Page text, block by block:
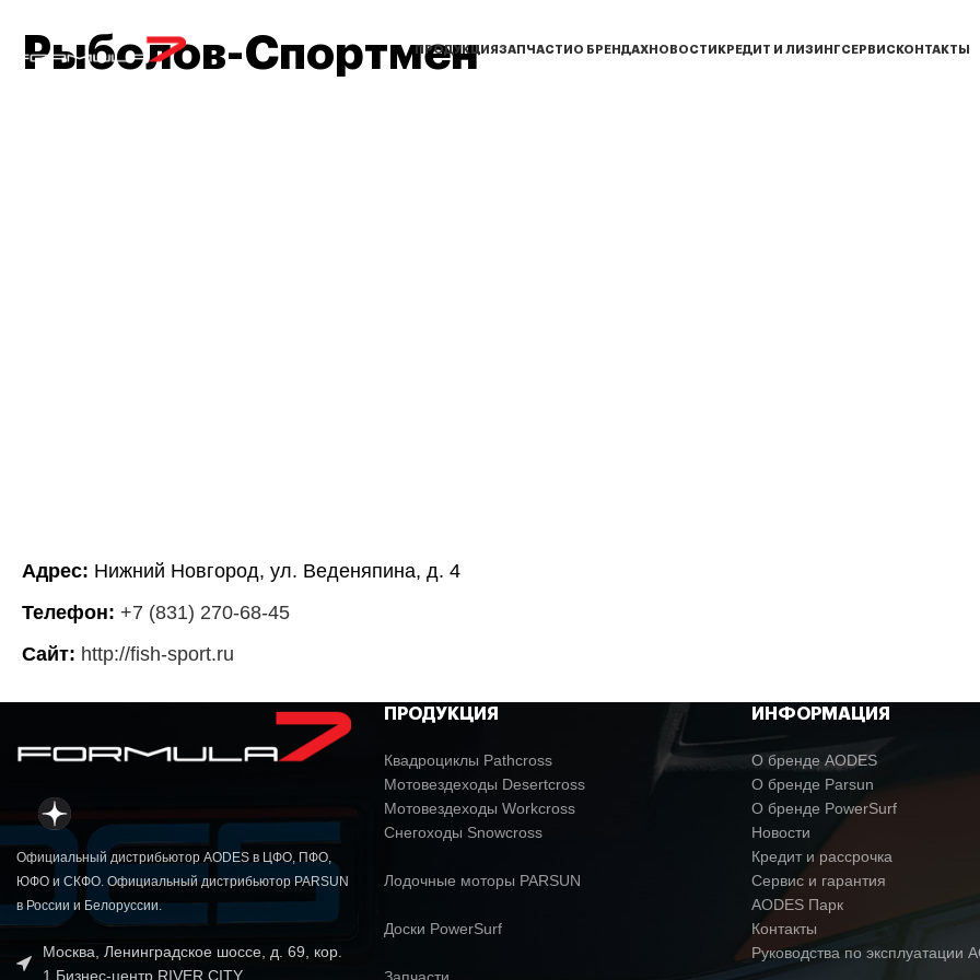
ПРОДУКЦИЯ ЗАПЧАСТИ О БРЕНДАХ НОВОСТИ КРЕДИТ И ЛИЗИНГСЕРВИС КОНТАКТЫ
Рыболов-Спортмен
Адрес: Нижний Новгород, ул. Веденяпина, д. 4
Телефон: +7 (831) 270-68-45
Сайт: http://fish-sport.ru
Официальный дистрибьютор AODES в ЦФО, ПФО,
ЮФО и СКФО. Официальный дистрибьютор PARSUN
в России и Белоруссии.
Москва, Ленинградское шоссе, д. 69, кор.
1 Бизнес-центр RIVER CITY
ПРОДУКЦИЯ
Квадроциклы Pathcross
Мотовездеходы Desertcross
Мотовездеходы Workcross
Снегоходы Snowcross
Лодочные моторы PARSUN
Доски PowerSurf
ИНФОРМАЦИЯ
О бренде AODES
О бренде Parsun
О бренде PowerSurf
Новости
Кредит и рассрочка
Сервис и гарантия
AODES Парк
Контакты
Руководства по эксплуатации